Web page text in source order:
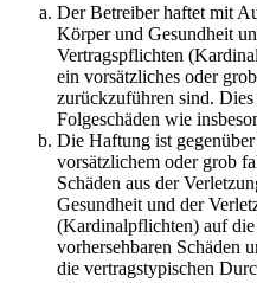
Der Betreiber haftet mit
Körper und Gesundheit
Vertragspflichten
ein vorsätzliches oder
zurückzuführen sind.
Folgeschäden wie
Die Haftung ist
vorsätzlichem oder grob
Schäden aus der
Gesundheit und der
(Kardinalpflichten) auf die
vorhersehbaren Schäden
die vertragstypischen